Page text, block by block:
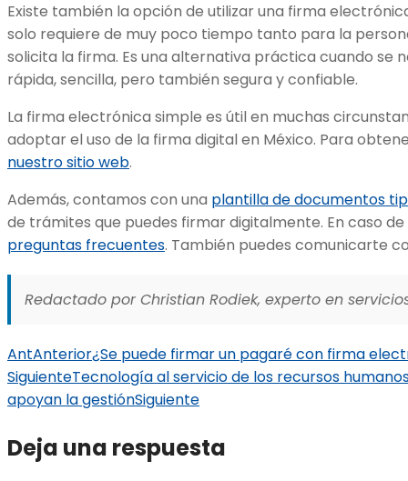
Existe también la opción de utilizar una firma
solo requiere de muy poco tiempo tanto para la
solicita la firma. Es una alternativa práctica cuando se
rápida, sencilla, pero también segura y confiable.
La firma electrónica simple es útil en muchas
adoptar el uso de la firma digital en México. Para
nuestro sitio web.
Además, contamos con una plantilla de documentos
de trámites que puedes firmar digitalmente. En caso
preguntas frecuentes. También puedes comunicarte
Redactado por Christian Rodiek, experto en
AntAnterior¿Se puede firmar un pagaré con firma
SiguienteTecnología al servicio de los recursos
apoyan la gestiónSiguiente
Deja una respuesta